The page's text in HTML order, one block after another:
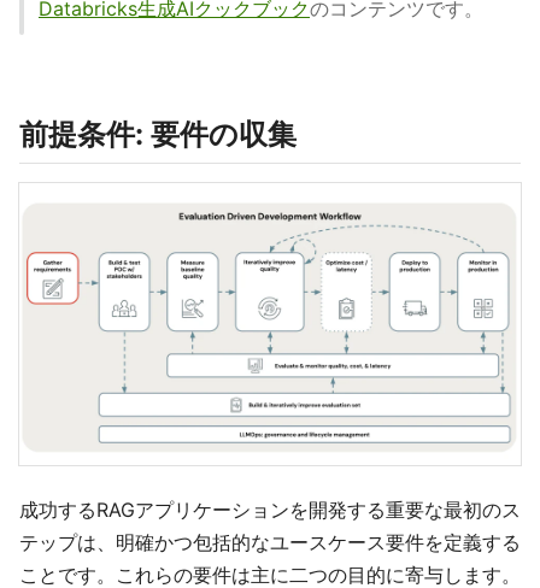
Databricks生成AIクックブックのコンテンツです。
前提条件: 要件の収集
成功するRAGアプリケーションを開発する重要な最初のス
テップは、明確かつ包括的なユースケース要件を定義する
ことです。これらの要件は主に二つの目的に寄与します。